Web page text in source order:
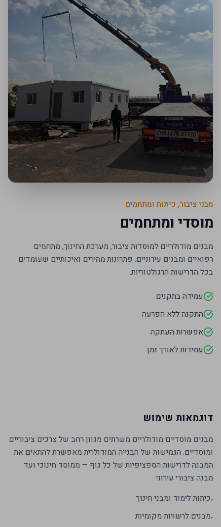
מבני ציבור, כיתות ומתחמים
מוסדי ומתחמים
מבנים מודולריים למוסדות ציבור, מערכת החינוך, מתחמים
רפואיים ומבנים עירוניים. פתרונות מהירים ואיכותיים שעומדים
בכל הדרישות הרגולטוריות.
עמידה בתקנים
התקנה ללא הפרעה
אפשרות העתקה
עמידות לאורך זמן
דוגמאות שימוש
מבנים מוסדיים מודולריים משרתים מגוון רחב של צרכים ציבוריים
ומוסדיים. הגמישות של הבנייה המודולרית מאפשרת להתאים את
המבנה לדרישות הספציפיות של כל גוף — ממוסד חינוכי ועד
מבנה ציבורי עירוני.
•כיתות לימוד ומבני חינוך
•מבנים לרשויות מקומיות